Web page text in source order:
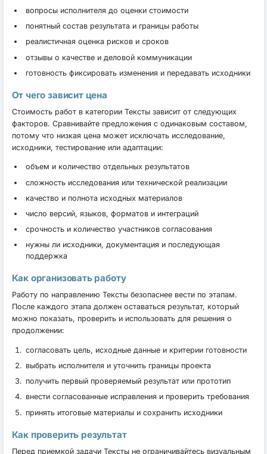
вопросы исполнителя до оценки стоимости
понятный состав результата и границы работы
реалистичная оценка рисков и сроков
отзывы о качестве и деловой коммуникации
готовность фиксировать изменения и передавать исходники
От чего зависит цена
Стоимость работ в категории Тексты зависит от следующих
факторов. Сравнивайте предложения с одинаковым составом,
потому что низкая цена может исключать исследование,
исходники, тестирование или адаптации:
объем и количество отдельных результатов
сложность исследования или технической реализации
качество и полнота исходных материалов
число версий, языков, форматов и интеграций
срочность и количество участников согласования
нужны ли исходники, документация и последующая
поддержка
Как организовать работу
Работу по направлению Тексты безопаснее вести по этапам.
После каждого этапа должен оставаться результат, который
можно показать, проверить и использовать для решения о
продолжении:
согласовать цель, исходные данные и критерии готовности
выбрать исполнителя и уточнить границы проекта
получить первый проверяемый результат или прототип
внести согласованные исправления и проверить требования
принять итоговые материалы и сохранить исходники
Как проверить результат
Перед приемкой задачи Тексты не ограничивайтесь визуальным